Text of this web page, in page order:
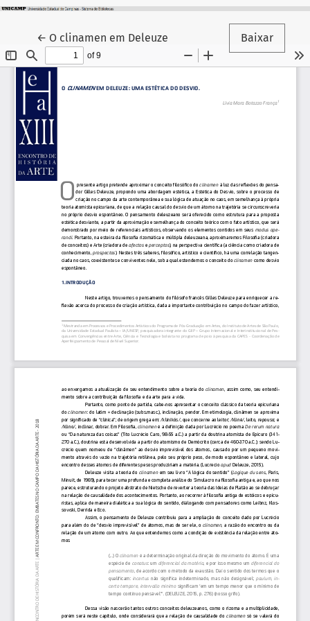
← Voltar aos Detalhes do Artigo
O clinamen em Deleuze Baixar